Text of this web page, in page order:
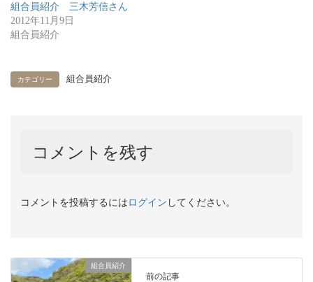
組合員紹介 三木芳信さん
2012年11月9日
組合員紹介
カテゴリー 組合員紹介
コメントを残す
コメントを投稿するには ログイン してください。
組合員紹介
前の記事